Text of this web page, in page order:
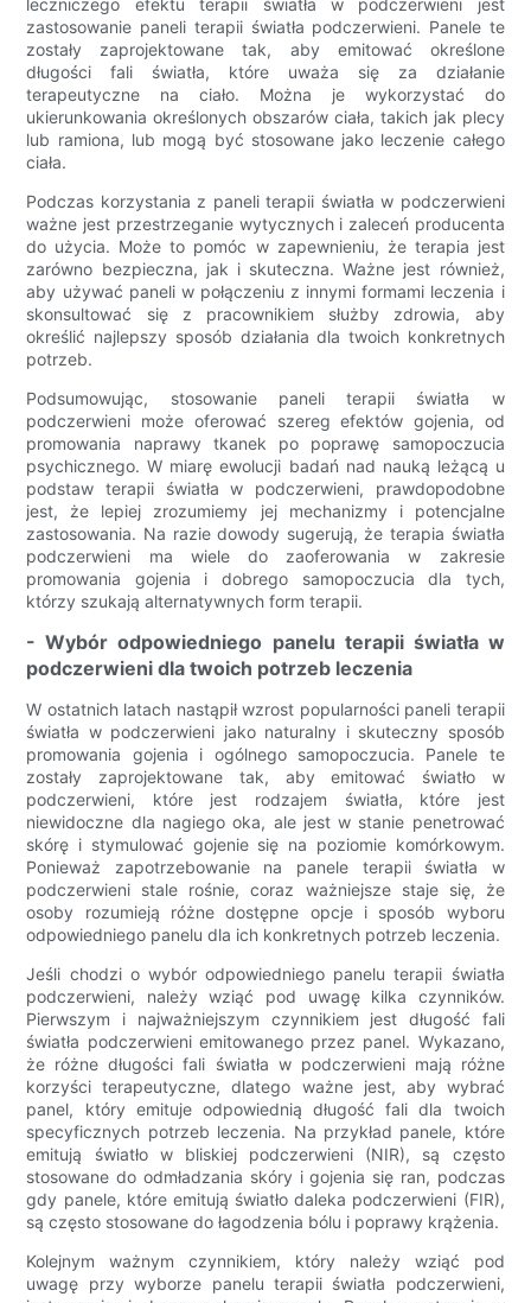
leczniczego efektu terapii światła w podczerwieni jest
zastosowanie paneli terapii światła podczerwieni. Panele te
zostały zaprojektowane tak, aby emitować określone
długości fali światła, które uważa się za działanie
terapeutyczne na ciało. Można je wykorzystać do
ukierunkowania określonych obszarów ciała, takich jak plecy
lub ramiona, lub mogą być stosowane jako leczenie całego
ciała.
Podczas korzystania z paneli terapii światła w podczerwieni
ważne jest przestrzeganie wytycznych i zaleceń producenta
do użycia. Może to pomóc w zapewnieniu, że terapia jest
zarówno bezpieczna, jak i skuteczna. Ważne jest również,
aby używać paneli w połączeniu z innymi formami leczenia i
skonsultować się z pracownikiem służby zdrowia, aby
określić najlepszy sposób działania dla twoich konkretnych
potrzeb.
Podsumowując, stosowanie paneli terapii światła w
podczerwieni może oferować szereg efektów gojenia, od
promowania naprawy tkanek po poprawę samopoczucia
psychicznego. W miarę ewolucji badań nad nauką leżącą u
podstaw terapii światła w podczerwieni, prawdopodobne
jest, że lepiej zrozumiemy jej mechanizmy i potencjalne
zastosowania. Na razie dowody sugerują, że terapia światła
podczerwieni ma wiele do zaoferowania w zakresie
promowania gojenia i dobrego samopoczucia dla tych,
którzy szukają alternatywnych form terapii.
- Wybór odpowiedniego panelu terapii światła w
podczerwieni dla twoich potrzeb leczenia
W ostatnich latach nastąpił wzrost popularności paneli terapii
światła w podczerwieni jako naturalny i skuteczny sposób
promowania gojenia i ogólnego samopoczucia. Panele te
zostały zaprojektowane tak, aby emitować światło w
podczerwieni, które jest rodzajem światła, które jest
niewidoczne dla nagiego oka, ale jest w stanie penetrować
skórę i stymulować gojenie się na poziomie komórkowym.
Ponieważ zapotrzebowanie na panele terapii światła w
podczerwieni stale rośnie, coraz ważniejsze staje się, że
osoby rozumieją różne dostępne opcje i sposób wyboru
odpowiedniego panelu dla ich konkretnych potrzeb leczenia.
Jeśli chodzi o wybór odpowiedniego panelu terapii światła
podczerwieni, należy wziąć pod uwagę kilka czynników.
Pierwszym i najważniejszym czynnikiem jest długość fali
światła podczerwieni emitowanego przez panel. Wykazano,
że różne długości fali światła w podczerwieni mają różne
korzyści terapeutyczne, dlatego ważne jest, aby wybrać
panel, który emituje odpowiednią długość fali dla twoich
specyficznych potrzeb leczenia. Na przykład panele, które
emitują światło w bliskiej podczerwieni (NIR), są często
stosowane do odmładzania skóry i gojenia się ran, podczas
gdy panele, które emitują światło daleka podczerwieni (FIR),
są często stosowane do łagodzenia bólu i poprawy krążenia.
Kolejnym ważnym czynnikiem, który należy wziąć pod
uwagę przy wyborze panelu terapii światła podczerwieni,